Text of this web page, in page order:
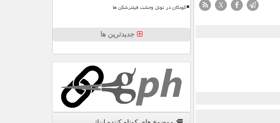
X
کودکان در تونل وحشت فیلترشکن ها
جدیدترین ها